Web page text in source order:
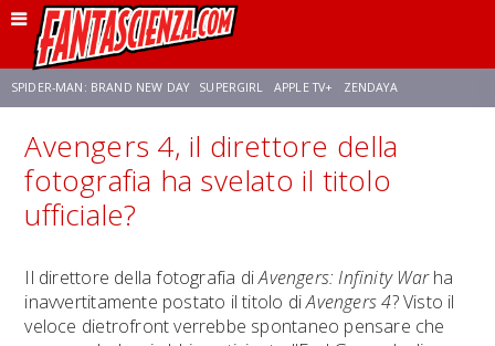
SPIDER-MAN: BRAND NEW DAY SUPERGIRL APPLE TV+ ZENDAYA
FRANCO RICCIARDIELLO AVENGERS: DOOMSDAY STAR TREK NETFLIX
Avengers 4, il direttore della
fotografia ha svelato il titolo
ufficiale?
Il direttore della fotografia diAvengers: Infinity Warha
inavvertitamente postato il titolo diAvengers 4? Visto il
veloce dietrofront verrebbe spontaneo pensare che